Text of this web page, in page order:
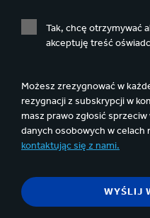
Tak, chcę otrzymywać
akceptuję treść
Możesz zrezygnować w
rezygnacji z subskrypcji w
masz prawo zgłosić
danych osobowych w
kontaktując się z nami.